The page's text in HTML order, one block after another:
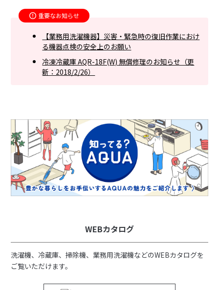
重要なお知らせ
【業務用洗濯機器】災害・緊急時の復旧作業におけ
る機器点検の安全上のお願い
冷凍冷蔵庫 AQR-18F(W) 無償修理のお知らせ（更
新：2018/2/26）
WEBカタログ
洗濯機、冷蔵庫、掃除機、業務用洗濯機などのWEBカタログを
ご覧いただけます。